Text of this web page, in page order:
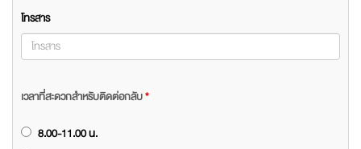
โทรสาร
เวลาที่สะดวกสำหรับติดต่อกลับ*
8.00-11.00 น.